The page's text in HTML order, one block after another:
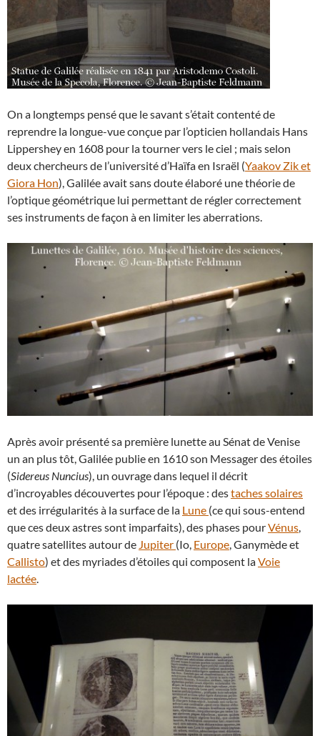
On a longtemps pensé que le savant s’était contenté de
reprendre la longue-vue conçue par l’opticien hollandais Hans
Lippershey en 1608 pour la tourner vers le ciel ; mais selon
deux chercheurs de l’université d’Haïfa en Israël (Yaakov Zik et
Giora Hon), Galilée avait sans doute élaboré une théorie de
l’optique géométrique lui permettant de régler correctement
ses instruments de façon à en limiter les aberrations.
Après avoir présenté sa première lunette au Sénat de Venise
un an plus tôt, Galilée publie en 1610 son Messager des étoiles
(Sidereus Nuncius), un ouvrage dans lequel il décrit
d’incroyables découvertes pour l’époque : destaches solaires
et des irrégularités à la surface de la Lune (ce qui sous-entend
que ces deux astres sont imparfaits), des phases pourVénus
quatre satellites autour de Jupiter (Io, Europe , Ganymède et
Callisto) et des myriades d’étoiles qui composent laVoie
lactée